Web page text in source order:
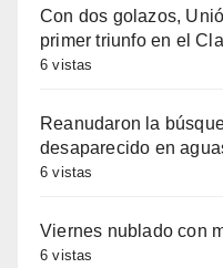
Con dos golazos,
primer triunfo en el
6 vistas
Reanudaron la
desaparecido en
6 vistas
Viernes nublado con
6 vistas